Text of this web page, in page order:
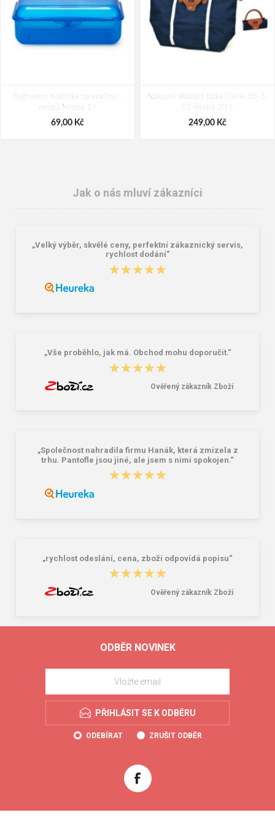
Bagmaster Krabička na svačinu -
modrá Modrá 1 l
69,00 Kč
Nákupní skládací taška Dielle BS-3-
05 modrá 30 L
249,00 Kč
Granite 5 21747-19 Sluneční brýle
Jak o nás mluví zákazníci
„Velký výběr, skvělé ceny, perfektní zákaznický servis,
rychlost dodání“
★★★★★
★★★★★
„Vše proběhlo, jak má. Obchod mohu doporučit.“
★★★★★
★★★★★
Ověřený zákazník Zboží
„Společnost nahradila firmu Hanák, která zmizela z
trhu. Pantofle jsou jiné, ale jsem s nimi spokojen.“
★★★★★
★★★★★
„rychlost odeslání, cena, zboží odpovídá popisu“
★★★★★
★★★★★
Ověřený zákazník Zboží
ODBĚR NOVINEK
PŘIHLÁSIT SE K ODBĚRU
ODEBÍRAT ZRUŠIT ODBĚR